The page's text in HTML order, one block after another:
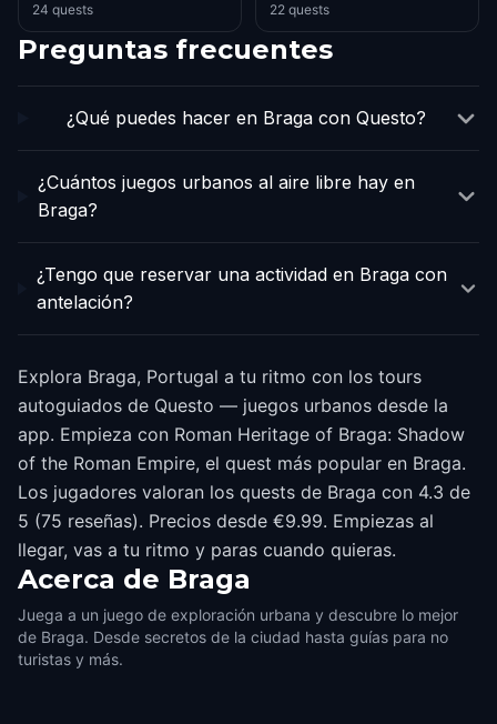
24 quests 22 quests
Preguntas frecuentes
¿Qué puedes hacer en Braga con Questo?
¿Cuántos juegos urbanos al aire libre hay en
Braga?
¿Tengo que reservar una actividad en Braga con
antelación?
Explora Braga, Portugal a tu ritmo con los tours
autoguiados de Questo — juegos urbanos desde la
app. Empieza con Roman Heritage of Braga: Shadow
of the Roman Empire, el quest más popular en Braga.
Los jugadores valoran los quests de Braga con 4.3 de
5 (75 reseñas). Precios desde €9.99. Empiezas al
llegar, vas a tu ritmo y paras cuando quieras.
Acerca de Braga
Juega a un juego de exploración urbana y descubre lo mejor
de Braga. Desde secretos de la ciudad hasta guías para no
turistas y más.